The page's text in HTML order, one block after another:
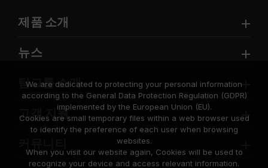
제품 소개
뉴스
팀그룹 소개
고객 지원
We are dedicated to protecting your personal information
according to the General Data Protection Regulation (GDPR)
implemented by the European Union (EU).
Cookies are small temporary files within a web browser used
to identify the preference of each user when browsing
websites.
When you visit our website again, Cookies will be used to
recognize your device and access relevant information.